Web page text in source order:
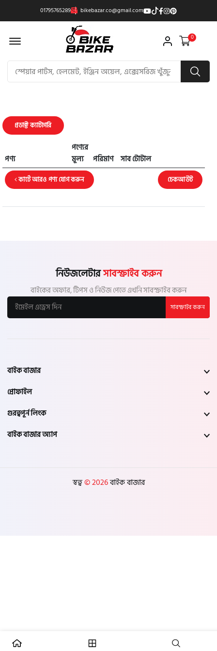
01795765289 bikebazar.co@gmail.com
Offcanvas Menu Open 0
প্রডাক্ট ক্যাটাগরি
পণ্য
পণ্যের
মূল্য
পরিমাণ সাব টোটাল
কার্টে আরও পণ্য যোগ করুন
চেকআউট
নিউজলেটারসাবস্ক্রাইব করুন
বাইকের অফার, টিপস ও নিউজ পেতে এখনি সাবস্ক্রাইব করুন
সাবস্ক্রাইব করুন
বাইক বাজার
প্রোফাইল
গুরত্বপূর্ন লিংক
বাইক বাজার অ্যাপ
স্বত্ব© 2026বাইক বাজার